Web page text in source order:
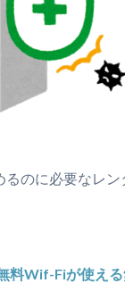
るのに必要なレ
料Wif-Fiが使え